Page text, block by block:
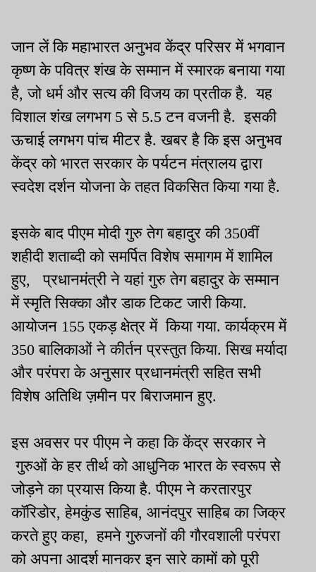
जान लें कि महाभारत अनुभव केंद्र परिसर में भगवान
कृष्ण के पवित्र शंख के सम्मान में स्मारक बनाया गया
है, जो धर्म और सत्य की विजय का प्रतीक है. यह
विशाल शंख लगभग 5 से 5.5 टन वजनी है. इसकी
ऊचाई लगभग पांच मीटर है. खबर है कि इस अनुभव
केंद्र को भारत सरकार के पर्यटन मंत्रालय द्वारा
स्वदेश दर्शन योजना के तहत विकसित किया गया है.
इसके बाद पीएम मोदी गुरु तेग बहादुर की 350वीं
शहीदी शताब्दी को समर्पित विशेष समागम में शामिल
हुए, प्रधानमंत्री ने यहां गुरु तेग बहादुर के सम्मान
में स्मृति सिक्का और डाक टिकट जारी किया.
आयोजन 155 एकड़ क्षेत्र में किया गया. कार्यक्रम में
350 बालिकाओं ने कीर्तन प्रस्तुत किया. सिख मर्यादा
और परंपरा के अनुसार प्रधानमंत्री सहित सभी
विशेष अतिथि ज़मीन पर बिराजमान हुए.
इस अवसर पर पीएम ने कहा कि केंद्र सरकार ने
गुरुओं के हर तीर्थ को आधुनिक भारत के स्वरूप से
जोड़ने का प्रयास किया है. पीएम ने करतारपुर
कॉरिडोर, हेमकुंड साहिब, आनंदपुर साहिब का जिक्र
करते हुए कहा, हमने गुरुजनों की गौरवशाली परंपरा
को अपना आदर्श मानकर इन सारे कामों को पूरी